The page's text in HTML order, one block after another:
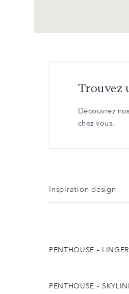
Trouvez
Découvrez
chez vous.
Inspiration design
PENTHOUSE -
PENTHOUSE -